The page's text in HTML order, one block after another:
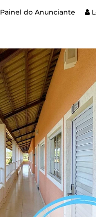
Painel do Anunciante